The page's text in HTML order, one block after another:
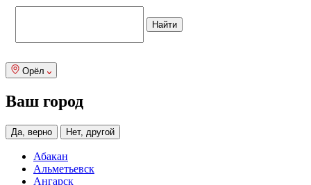
Орёл
Ваш город
Да, верно Нет, другой
Абакан
Альметьевск
Ангарск